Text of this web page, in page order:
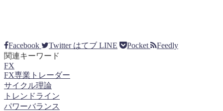
Facebook Twitter はてブ LINE Pocket
Feedly
関連キーワード
FX
FX専業トレーダー
サイクル理論
トレンドライン
パワーバランス